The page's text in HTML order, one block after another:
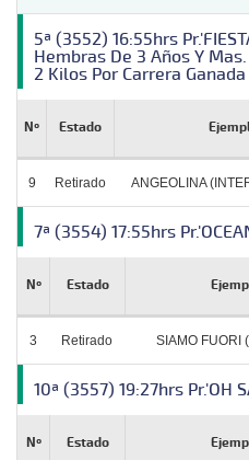
5ª (3552) 16:55hrs
Hembras De 3 Años Y
2 Kilos Por Carrera
Nº Estado
9 Retirado ANGEOLINA
7ª (3554) 17:55hrs
Nº Estado
3 Retirado SIAMO FUORI
10ª (3557) 19:27hrs Pr.'OH
Nº Estado